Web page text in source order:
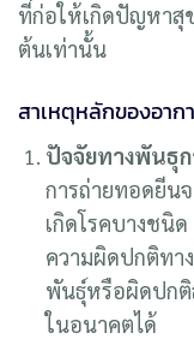
ที่ก่อให้เกิดปัญหาสุ
ต้นเท่านั้น
สาเหตุหลักของอาก
ปัจจัยทางพันธุ
การถ่ายทอดยีน
เกิดโรคบางชนิ
ความผิดปกติทา
พันธุ์หรือผิดปกติ
ในอนาคตได้